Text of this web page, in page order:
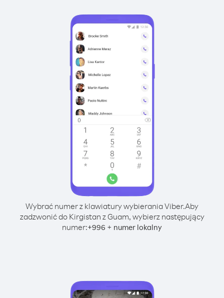
Wybrać numer z klawiatury wybierania Viber.Aby
zadzwonić do Kirgistan z Guam, wybierz następujący
numer:+996 + numer lokalny